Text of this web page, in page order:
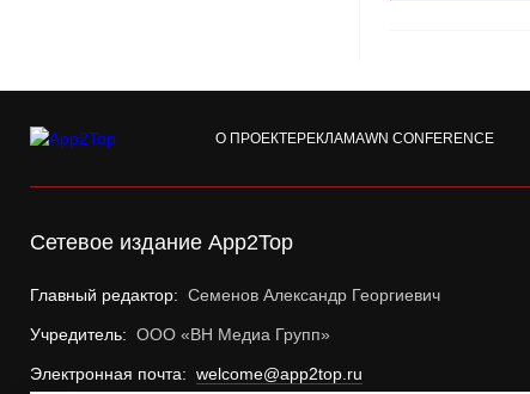
О ПРОЕКТЕРЕКЛАМАWN CONFERENCE
Сетевое издание App2Top
Главный редактор: Семенов Александр Георгиевич
Учредитель: ООО «ВН Медиа Групп»
Электронная почта: welcome@app2top.ru